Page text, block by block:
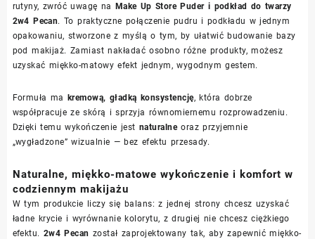
rutyny, zwróć uwagę na Make Up Store Puder i podkład do twarzy
2w4 Pecan. To praktyczne połączenie pudru i podkładu w jednym
opakowaniu, stworzone z myślą o tym, by ułatwić budowanie bazy
pod makijaż. Zamiast nakładać osobno różne produkty, możesz
uzyskać miękko-matowy efekt jednym, wygodnym gestem.
Formuła ma kremową, gładką konsystencję, która dobrze
współpracuje ze skórą i sprzyja równomiernemu rozprowadzeniu.
Dzięki temu wykończenie jest naturalneoraz przyjemnie
„wygładzone” wizualnie — bez efektu przesady.
Naturalne, miękko-matowe wykończenie i komfort w
codziennym makijażu
W tym produkcie liczy się balans: z jednej strony chcesz uzyskać
ładne krycie i wyrównanie kolorytu, z drugiej nie chcesz ciężkiego
efektu. 2w4 Pecan został zaprojektowany tak, aby zapewnić miękko-